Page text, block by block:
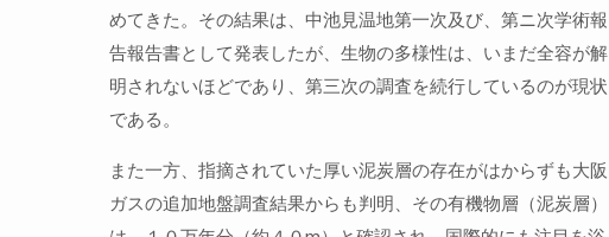
めてきた。その結果は、中池見温地第一次及び、第ニ次学術報
告報告書として発表したが、生物の多様性は、いまだ全容が解
明されないほどであり、第三次の調査を続行しているのが現状
である。
また一方、指摘されていた厚い泥炭層の存在がはからずも大阪
ガスの追加地盤調査結果からも判明、その有機物層（泥炭層）